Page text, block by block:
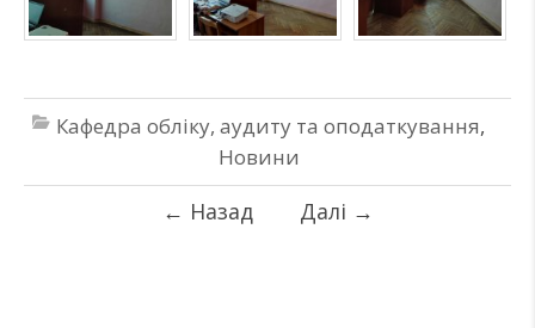
Кафедра обліку, аудиту та оподаткування,
Новини
← Назад Далі →